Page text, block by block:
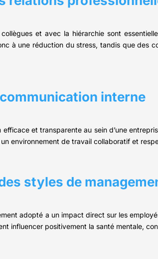
et avec la hiérarchie sont
à une réduction du stress, tandis que des
communication interne
efficace et transparente au sein d’une
environnement de travail collaboratif et
styles de
adopté a un impact direct sur les
influencer positivement la santé mentale,